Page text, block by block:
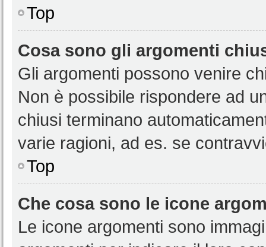
Top
Cosa sono gli argomenti
Gli argomenti possono venire
Non è possibile rispondere ad
chiusi terminano
varie ragioni, ad es. se
Top
Che cosa sono le icone
Le icone argomenti sono